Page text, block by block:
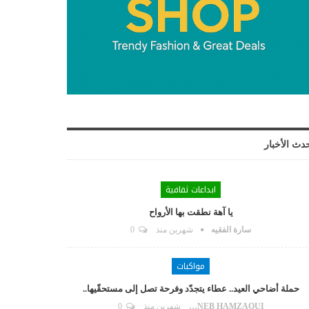
الأخبار
ابداعات ثقافية
يا آهة نطقت بها الأرواح
سارة الفقيه شهرين منذ
مواكبات
حملة أضاحي العيد.. عطاء يتجدّد وفرحة تصل إلى مستحقّيها..
ZAYNEB HAMZAOUI شهرين منذ 0